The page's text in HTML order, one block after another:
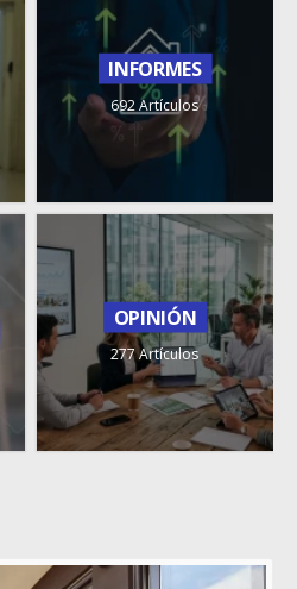
INFORMES
692 Artículos
OPINIÓN
277 Artículos